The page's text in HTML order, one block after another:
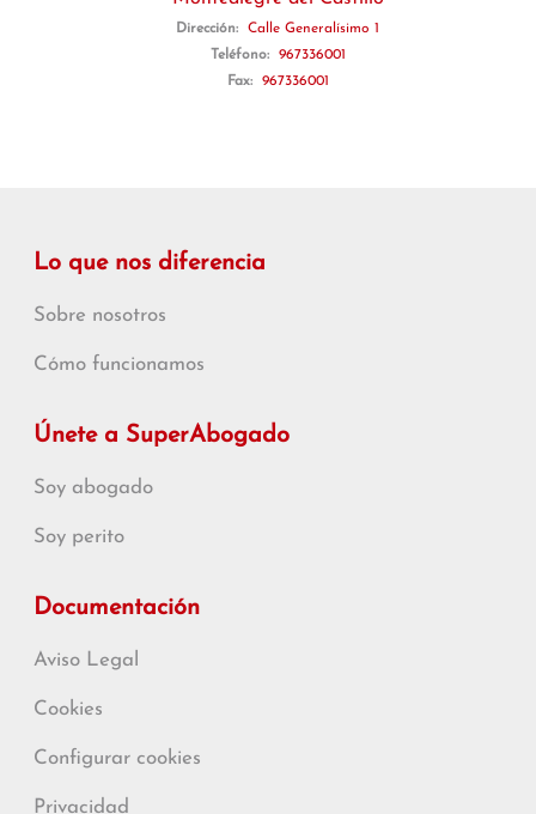
Dirección:
Calle Generalísimo 1
Teléfono:
967336001
Fax:
967336001
Lo que nos diferencia
Sobre nosotros
Cómo funcionamos
Únete a SuperAbogado
Soy abogado
Soy perito
Documentación
Aviso Legal
Cookies
Configurar cookies
Privacidad